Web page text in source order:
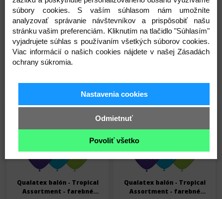
Qualatex balón - Tropical
Assortment - farebné
narodeninové balóny s
číslom 90 - 6 ks/bal
3,25 €
Na sklade
Detail
Qualatex balón - Tropical
Assortment - farebné
narodeninové balóny s
číslom 80 - 25 ks/bal
13,45 €
Detail
Skladom
Qualatex balón - Tropical
Assortment - farebné
Skladom
Qualatex balón - Tropical
Assortment - farebné
súbory cookies. S vaším súhlasom nám umožníte
analyzovať správanie návštevníkov a prispôsobiť našu
stránku vašim preferenciám. Kliknutím na tlačidlo "Súhlasím"
vyjadrujete súhlas s používaním všetkých súborov cookies.
Viac informácií o našich cookies nájdete v našej Zásadách
ochrany súkromia.
Nastavenia cookies
Odmietnuť
Povoliť všetko